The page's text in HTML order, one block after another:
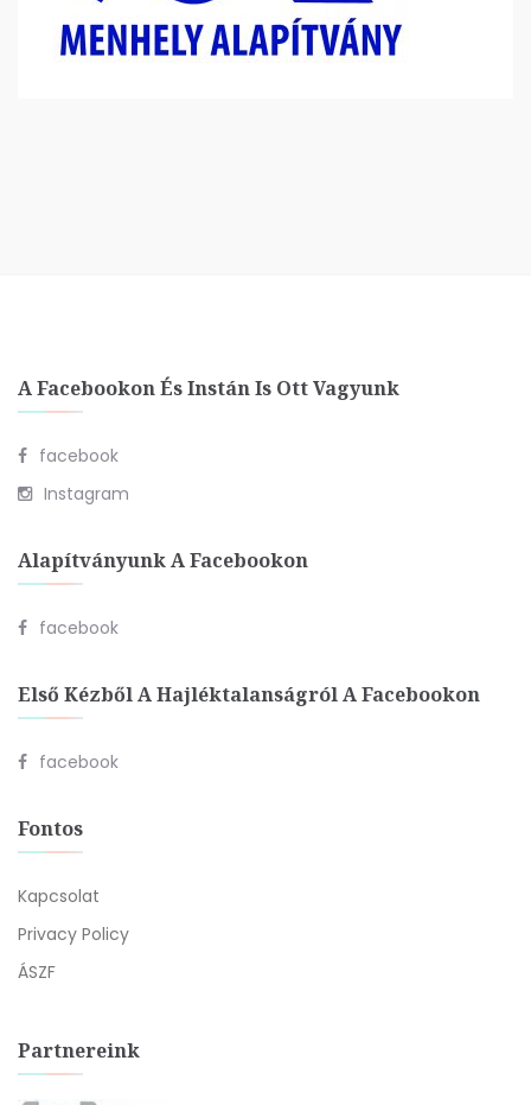
A Facebookon És Instán Is Ott Vagyunk
facebook
Instagram
Alapítványunk A Facebookon
facebook
Első Kézből A Hajléktalanságról A Facebookon
facebook
Fontos
Kapcsolat
Privacy Policy
ÁSZF
Partnereink